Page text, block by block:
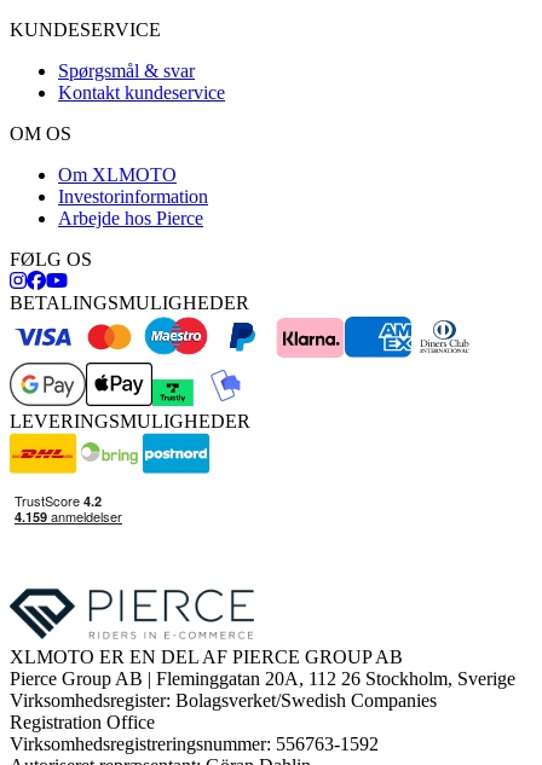
KUNDESERVICE
Spørgsmål & svar
Kontakt kundeservice
OM OS
Om XLMOTO
Investorinformation
Arbejde hos Pierce
FØLG OS
BETALINGSMULIGHEDER
LEVERINGSMULIGHEDER
XLMOTO ER EN DEL AF PIERCE GROUP AB
Pierce Group AB | Fleminggatan 20A, 112 26 Stockholm, Sverige
Virksomhedsregister: Bolagsverket/Swedish Companies
Registration Office
Virksomhedsregistreringsnummer: 556763-1592